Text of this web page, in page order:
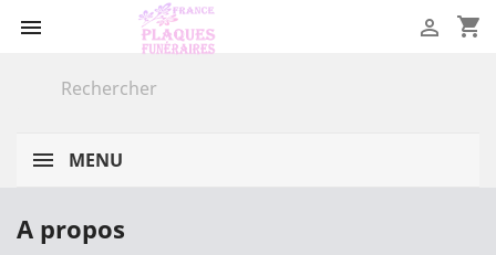
 shopping_cart

MENU
A propos